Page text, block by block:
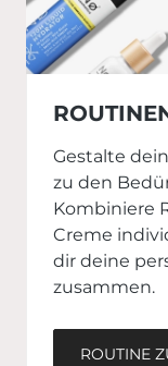
Gestalte
zu den
Kombiniere
Creme
dir deine
zusammen.
ROUTINE